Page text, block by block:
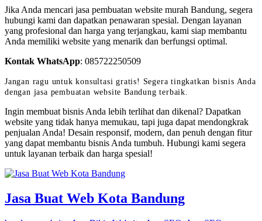
Jika Anda mencari jasa pembuatan website murah Bandung, segera
hubungi kami dan dapatkan penawaran spesial. Dengan layanan
yang profesional dan harga yang terjangkau, kami siap membantu
Anda memiliki website yang menarik dan berfungsi optimal.
Kontak WhatsApp: 085722250509
Jangan ragu untuk konsultasi gratis! Segera tingkatkan bisnis Anda
dengan jasa pembuatan website Bandung terbaik.
Ingin membuat bisnis Anda lebih terlihat dan dikenal? Dapatkan
website yang tidak hanya memukau, tapi juga dapat mendongkrak
penjualan Anda! Desain responsif, modern, dan penuh dengan fitur
yang dapat membantu bisnis Anda tumbuh. Hubungi kami segera
untuk layanan terbaik dan harga spesial!
Jasa Buat Web Kota Bandung